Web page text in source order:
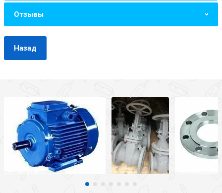
Отзывы
Назад